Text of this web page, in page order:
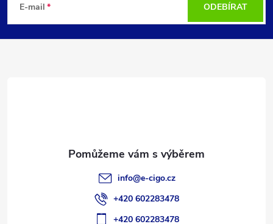
p
E-mail ODEBÍRAT
info@e-cigo.cz
+420 602283478
+420 602283478